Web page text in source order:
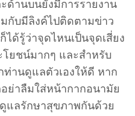
กับมีลิงค์ไปติดตามข่าว
ได้รู้ว่าจุดไหนเป็นจุดเสี่ยง
โยชน์มากๆ และสำหรับ
านดูแลตัวเองให้ดี หาก
ย่าลืมใส่หน้ากากอนามัย
แลรักษาสุขภาพกันด้วย